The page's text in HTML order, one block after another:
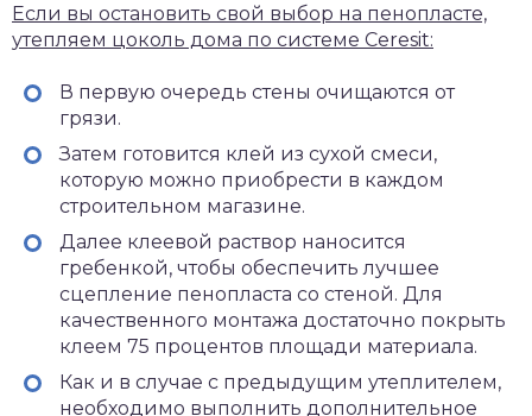
Если вы остановить свой выбор на пенопласте,
утепляем цоколь дома по системе Ceresit:
В первую очередь стены очищаются от
грязи.
Затем готовится клей из сухой смеси,
которую можно приобрести в каждом
строительном магазине.
Далее клеевой раствор наносится
гребенкой, чтобы обеспечить лучшее
сцепление пенопласта со стеной. Для
качественного монтажа достаточно покрыть
клеем 75 процентов площади материала.
Как и в случае с предыдущим утеплителем,
необходимо выполнить дополнительное